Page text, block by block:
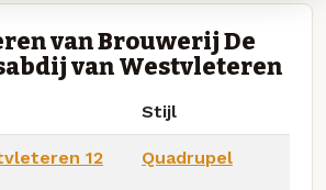
van Brouwerij De
van Westvleteren
Stijl
12 Quadrupel